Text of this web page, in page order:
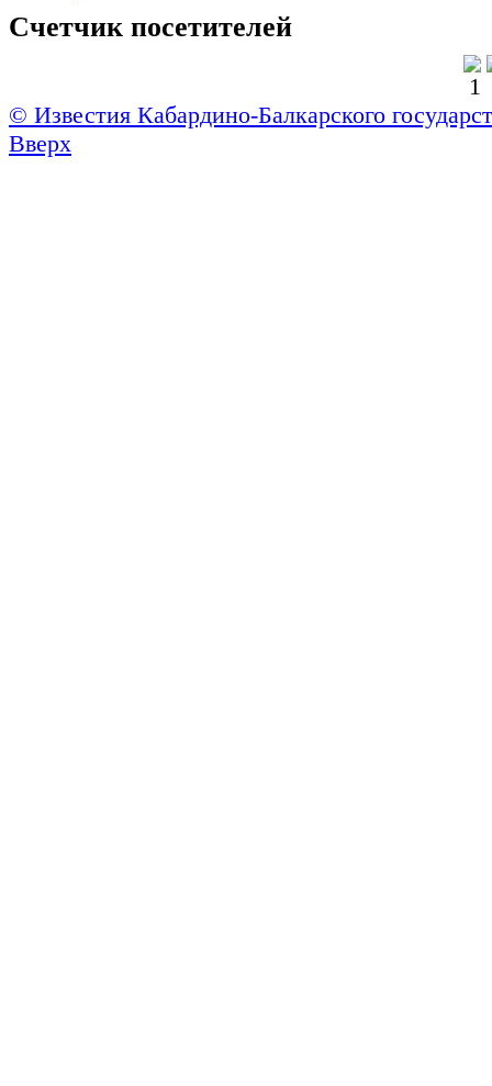
Счетчик посетителей
© Известия Кабардино-Балкарского
Вверх